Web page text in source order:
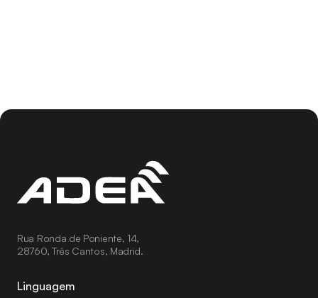
Rua Ronda de Poniente, 14,
28760, Três Cantos, Madrid.
Linguagem